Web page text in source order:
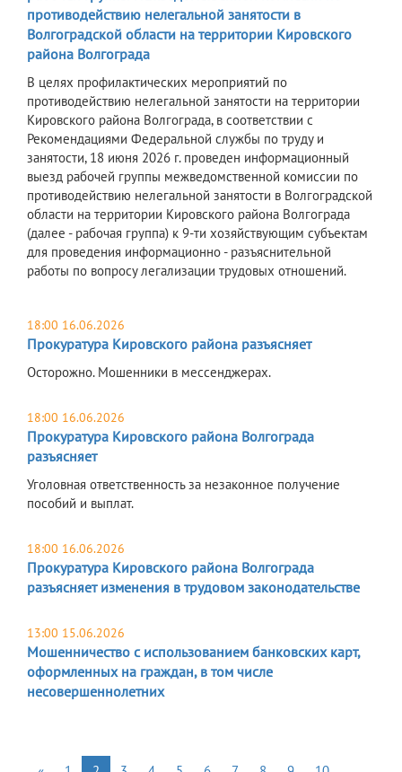
противодействию нелегальной занятости в
Волгоградской области на территории Кировского
района Волгограда
В целях профилактических мероприятий по
противодействию нелегальной занятости на территории
Кировского района Волгограда, в соответствии с
Рекомендациями Федеральной службы по труду и
занятости, 18 июня 2026 г. проведен информационный
выезд рабочей группы межведомственной комиссии по
противодействию нелегальной занятости в Волгоградской
области на территории Кировского района Волгограда
(далее - рабочая группа) к 9-ти хозяйствующим субъектам
для проведения информационно - разъяснительной
работы по вопросу легализации трудовых отношений.
18:00 16.06.2026
Прокуратура Кировского района разъясняет
Осторожно. Мошенники в мессенджерах.
18:00 16.06.2026
Прокуратура Кировского района Волгограда
разъясняет
Уголовная ответственность за незаконное получение
пособий и выплат.
18:00 16.06.2026
Прокуратура Кировского района Волгограда
разъясняет изменения в трудовом законодательстве
13:00 15.06.2026
Мошенничество с использованием банковских карт,
оформленных на граждан, в том числе
несовершеннолетних